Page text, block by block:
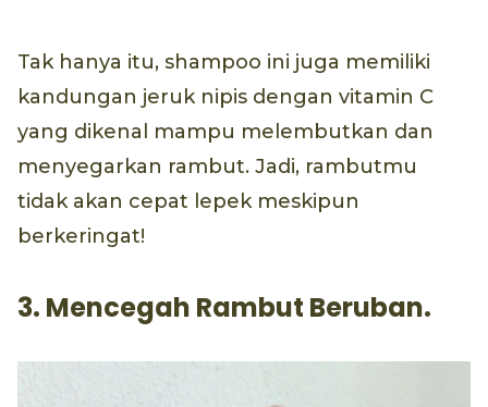
Tak hanya itu, shampoo ini juga memiliki
kandungan jeruk nipis dengan vitamin C
yang dikenal mampu melembutkan dan
menyegarkan rambut. Jadi, rambutmu
tidak akan cepat lepek meskipun
berkeringat!
3. Mencegah Rambut Beruban.